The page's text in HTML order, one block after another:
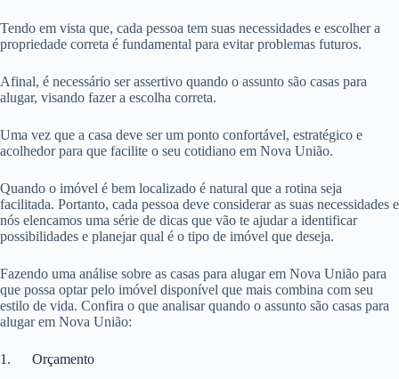
Tendo em vista que, cada pessoa tem suas necessidades e escolher a
propriedade correta é fundamental para evitar problemas futuros.
Afinal, é necessário ser assertivo quando o assunto são casas para
alugar, visando fazer a escolha correta.
Uma vez que a casa deve ser um ponto confortável, estratégico e
acolhedor para que facilite o seu cotidiano em Nova União.
Quando o imóvel é bem localizado é natural que a rotina seja
facilitada. Portanto, cada pessoa deve considerar as suas necessidades e
nós elencamos uma série de dicas que vão te ajudar a identificar
possibilidades e planejar qual é o tipo de imóvel que deseja.
Fazendo uma análise sobre as casas para alugar em Nova União para
que possa optar pelo imóvel disponível que mais combina com seu
estilo de vida. Confira o que analisar quando o assunto são casas para
alugar em Nova União:
1. Orçamento